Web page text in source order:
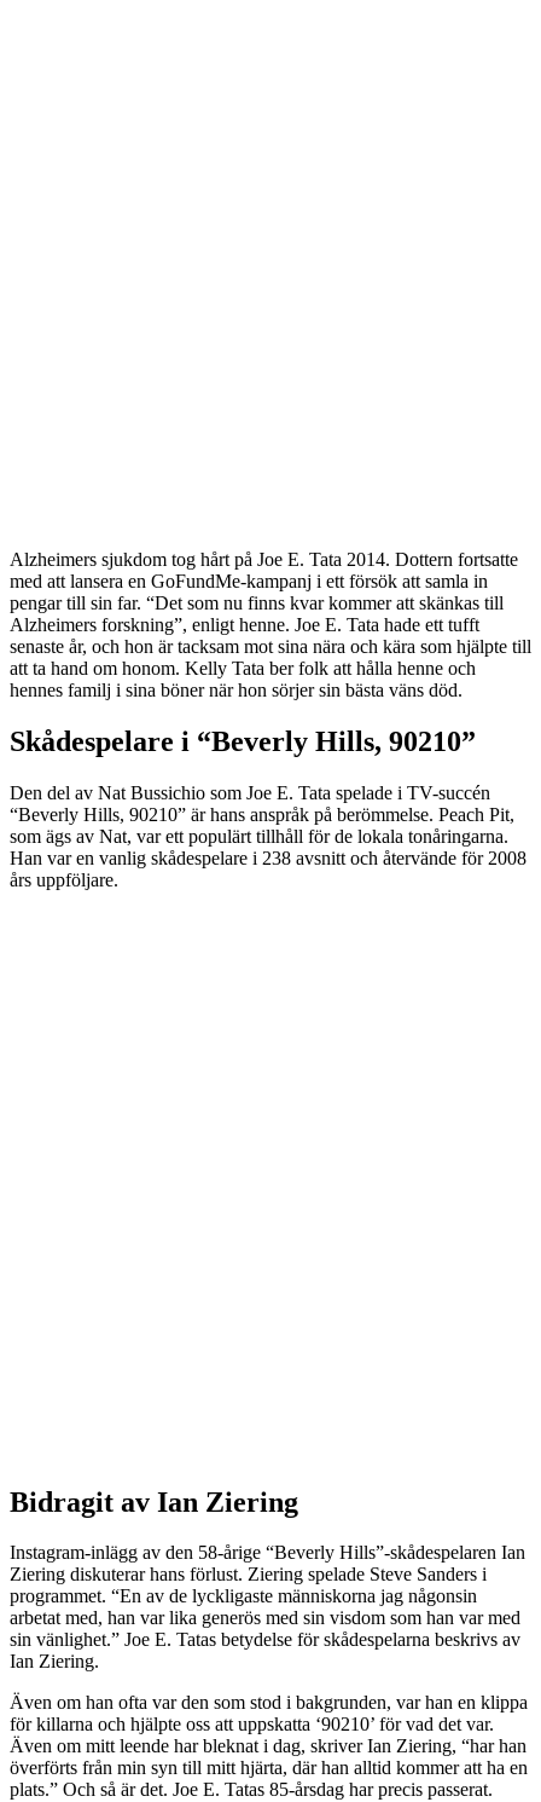
Alzheimers sjukdom tog hårt på Joe E. Tata 2014. Dottern fortsatte
med att lansera en GoFundMe-kampanj i ett försök att samla in
pengar till sin far. “Det som nu finns kvar kommer att skänkas till
Alzheimers forskning”, enligt henne. Joe E. Tata hade ett tufft
senaste år, och hon är tacksam mot sina nära och kära som hjälpte till
att ta hand om honom. Kelly Tata ber folk att hålla henne och
hennes familj i sina böner när hon sörjer sin bästa väns död.
Skådespelare i “Beverly Hills, 90210”
Den del av Nat Bussichio som Joe E. Tata spelade i TV-succén
“Beverly Hills, 90210” är hans anspråk på berömmelse. Peach Pit,
som ägs av Nat, var ett populärt tillhåll för de lokala tonåringarna.
Han var en vanlig skådespelare i 238 avsnitt och återvände för 2008
års uppföljare.
Bidragit av Ian Ziering
Instagram-inlägg av den 58-årige “Beverly Hills”-skådespelaren Ian
Ziering diskuterar hans förlust. Ziering spelade Steve Sanders i
programmet. “En av de lyckligaste människorna jag någonsin
arbetat med, han var lika generös med sin visdom som han var med
sin vänlighet.” Joe E. Tatas betydelse för skådespelarna beskrivs av
Ian Ziering.
Även om han ofta var den som stod i bakgrunden, var han en klippa
för killarna och hjälpte oss att uppskatta ‘90210’ för vad det var.
Även om mitt leende har bleknat i dag, skriver Ian Ziering, “har han
överförts från min syn till mitt hjärta, där han alltid kommer att ha en
plats.” Och så är det. Joe E. Tatas 85-årsdag har precis passerat.